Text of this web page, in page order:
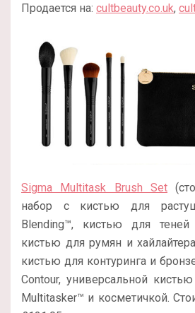
Продается на: cultbeauty.co.uk,
Sigma Multitask Brush Set
набор с кистью для
Blending™, кистью для
кистью для румян и
кистью для контуринга и
Contour, универсальной
Multitasker™ и косметичкой.